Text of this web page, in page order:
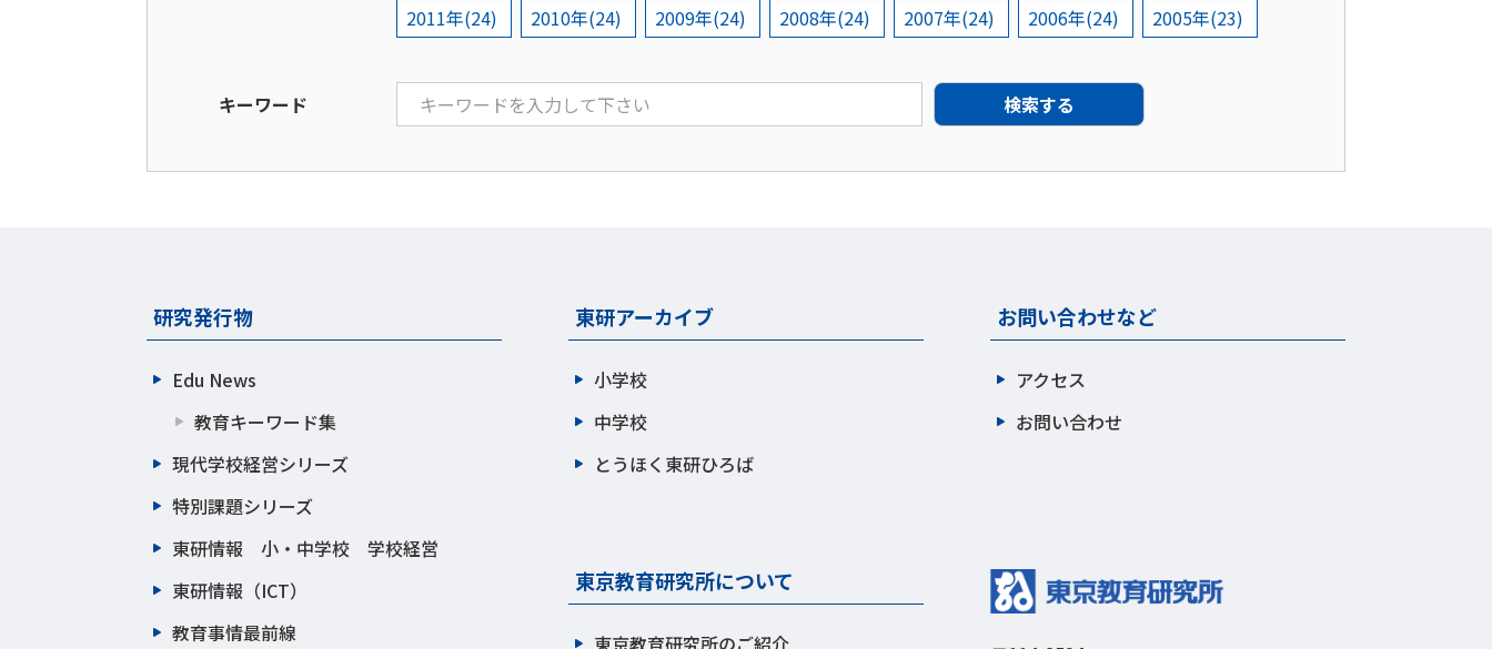
2011年(24)
2010年(24) 2009年(24) 2008年(24) 2007年(24) 2006年(24) 2005年(23)
キーワード
研究発行物
Edu News
教育キーワード集
現代学校経営シリーズ
特別課題シリーズ
東研情報 小・中学校 学校経営
東研情報（ICT）
教育事情最前線
東研アーカイブ
小学校
中学校
とうほく東研ひろば
東京教育研究所について
東京教育研究所のご紹介
お問い合わせなど
アクセス
お問い合わせ